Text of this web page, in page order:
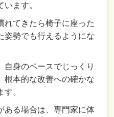
ます。
れてきたら椅子に座った
姿勢でも行えるようにな
自身のペースでじっくり
根本的な改善への確かな
。
ある場合は、専門家に体